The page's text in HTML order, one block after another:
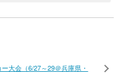
大会（6/27～29＠兵庫県・